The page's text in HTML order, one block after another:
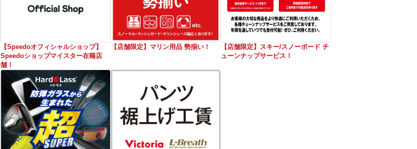
【Speedoオフィシャルショップ】
Speedoショップマイスター在籍店
舗！
【店舗限定】マリン用品 勢揃い！
【店舗限定】スキー/スノーボード チ
ューンナップサービス！